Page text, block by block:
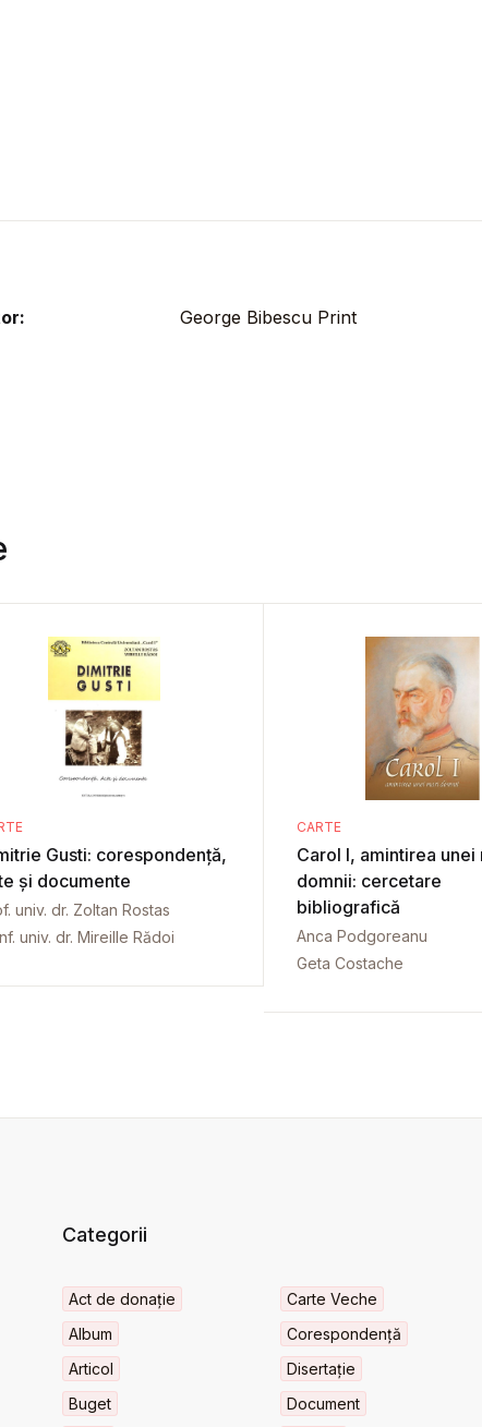
George Bibescu Print
Gusti: corespondență,
și documente
univ. dr. Zoltan Rostas
univ. dr. Mireille Rădoi
CARTE
Carol I, amintirea unei
domnii: cercetare
bibliografică
Anca Podgoreanu
Geta Costache
Categorii
Act de donație
Album
Articol
Buget
Carte Veche
Corespondență
Disertație
Document